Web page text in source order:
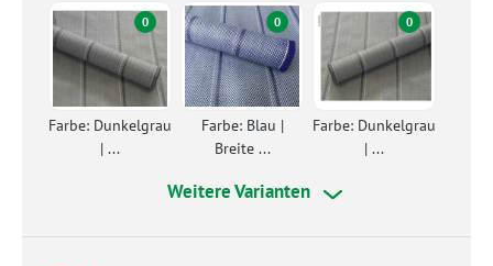
0
Farbe: Dunkelgrau
| ...
0
Farbe: Blau |
Breite ...
0
Farbe: Dunkelgrau
| ...
Weitere Varianten